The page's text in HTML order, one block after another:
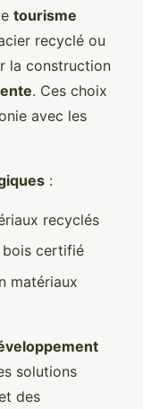
tourisme
recyclé ou
la construction
. Ces choix
avec les
:
recyclés
bois certifié
matériaux
solutions
des